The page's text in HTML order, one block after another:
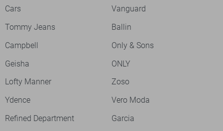
Cars
Vanguard
Tommy Jeans
Ballin
Campbell
Only & Sons
Geisha
ONLY
Lofty Manner
Zoso
Ydence
Vero Moda
Refined Department
Garcia